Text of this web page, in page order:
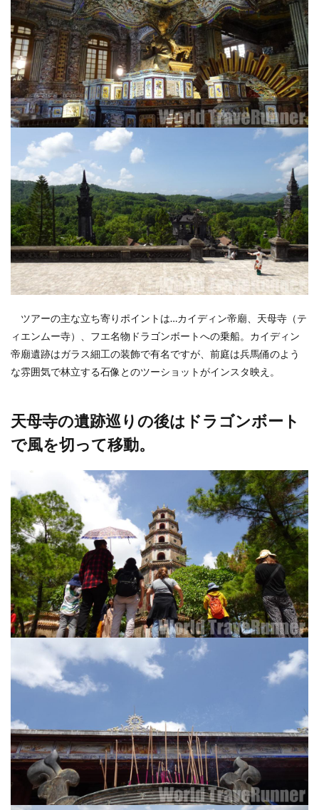
ツアーの主な立ち寄りポイントは…カイディン帝廟、天母寺（テ
ィエンムー寺）、フエ名物ドラゴンボートへの乗船。カイディン
帝廟遺跡はガラス細工の装飾で有名ですが、前庭は兵馬俑のよう
な雰囲気で林立する石像とのツーショットがインスタ映え。
天母寺の遺跡巡りの後はドラゴンボート
で風を切って移動。